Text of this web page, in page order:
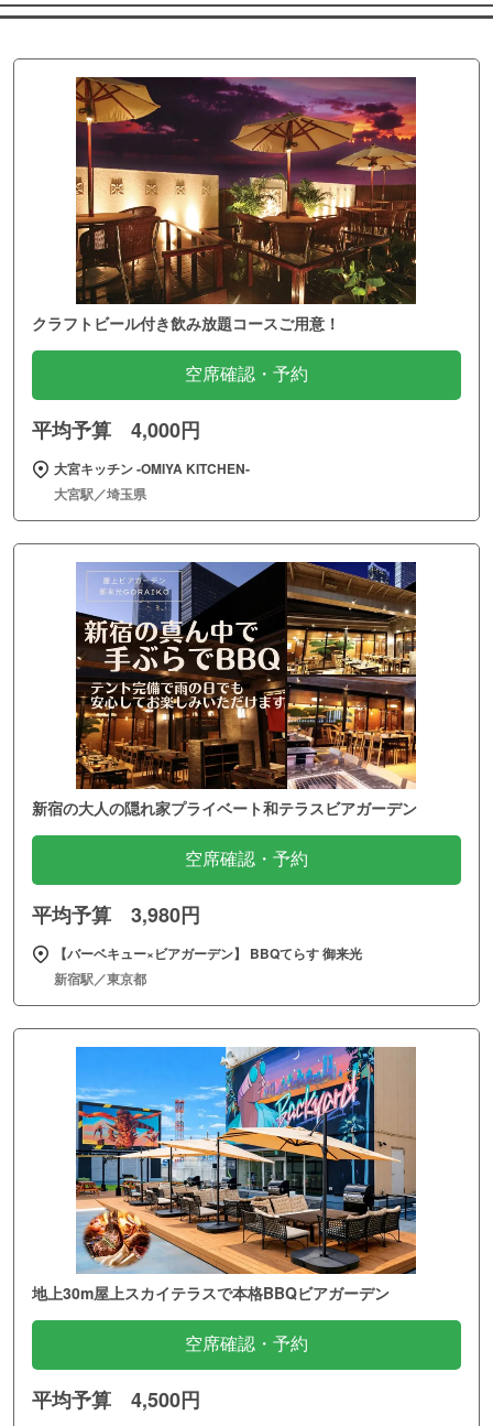
クラフトビール付き飲み放題コースご用意！
空席確認・予約
平均予算 4,000円
大宮キッチン ‐OMIYA KITCHEN‐
大宮駅／埼玉県
新宿の大人の隠れ家プライベート和テラスビアガーデン
空席確認・予約
平均予算 3,980円
【バーベキュー×ビアガーデン】 BBQてらす 御来光
新宿駅／東京都
地上30m屋上スカイテラスで本格BBQビアガーデン
空席確認・予約
平均予算 4,500円